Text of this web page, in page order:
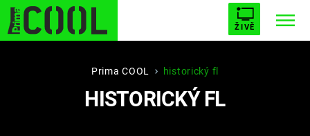
ŽIVĚ
STARHOUSE BUFFY, PŘEMOŽITELKA UPÍRŮ
PLNEJ KOTEL AVENGERS 5
Prima COOL historický fl
HISTORICKÝ FL